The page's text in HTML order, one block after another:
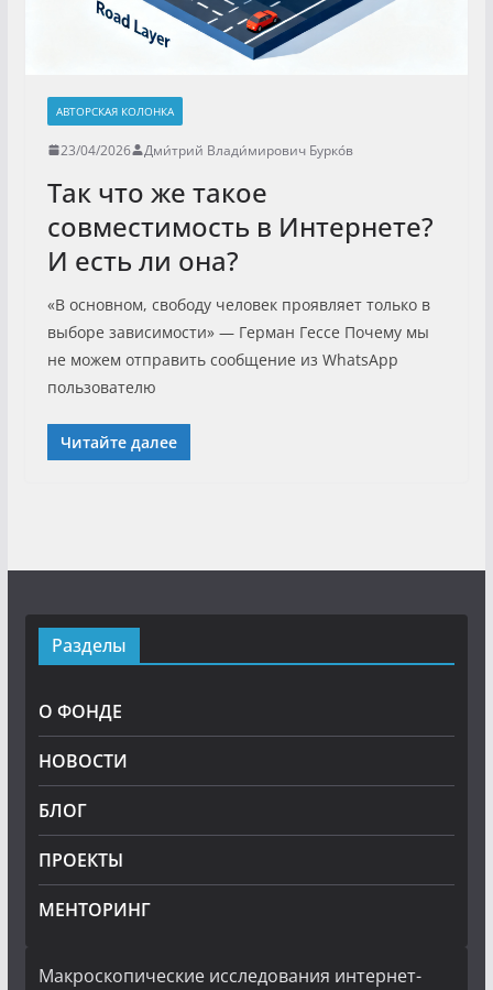
АВТОРСКАЯ КОЛОНКА
23/04/2026 Дми́трий Влади́мирович Бурко́в
Так что же такое
совместимость в Интернете?
И есть ли она?
«В основном, свободу человек проявляет только в
выборе зависимости» — Герман Гессе Почему мы
не можем отправить сообщение из WhatsApp
пользователю
Читайте далее
Разделы
О ФОНДЕ
НОВОСТИ
БЛОГ
ПРОЕКТЫ
МЕНТОРИНГ
Макроскопические исследования интернет-